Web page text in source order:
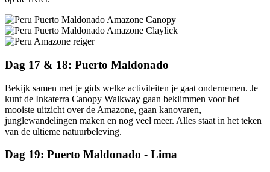
Dag 17 & 18: Puerto Maldonado
Bekijk samen met je gids welke activiteiten je gaat ondernemen. Je
kunt de Inkaterra Canopy Walkway gaan beklimmen voor het
mooiste uitzicht over de Amazone, gaan kanovaren,
junglewandelingen maken en nog veel meer. Alles staat in het teken
van de ultieme natuurbeleving.
Dag 19: Puerto Maldonado - Lima